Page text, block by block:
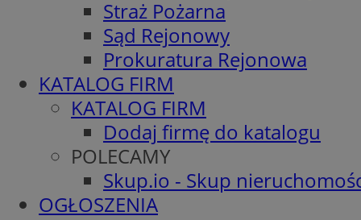
Straż Pożarna
Sąd Rejonowy
Prokuratura Rejonowa
KATALOG FIRM
KATALOG FIRM
Dodaj firmę do katalogu
POLECAMY
Skup.io - Skup
OGŁOSZENIA